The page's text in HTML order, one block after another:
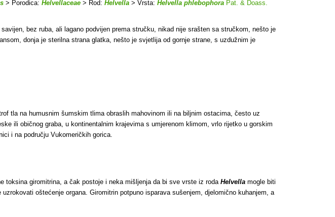
> Porodica: Helvellaceae > Rod: Helvella > Vrsta: Helvella phlebophora Pat. & Doass.
bez ruba, ali lagano podvijen prema stručku, nikad nije srašten sa stručkom, nešto je
donja je sterilna strana glatka, nešto je svjetlija od gornje strane, s uzdužnim je
tla na humusnim šumskim tlima obraslih mahovinom ili na biljnim ostacima, često uz
ili običnog graba, u kontinentalnim krajevima s umjerenom klimom, vrlo rijetko u gorskim
i na području Vukomeričkih gorica.
toksina giromitrina, a čak postoje i neka mišljenja da bi sve vrste iz roda Helvella mogle biti
oštećenje organa. Giromitrin potpuno isparava sušenjem, djelomično kuhanjem, a